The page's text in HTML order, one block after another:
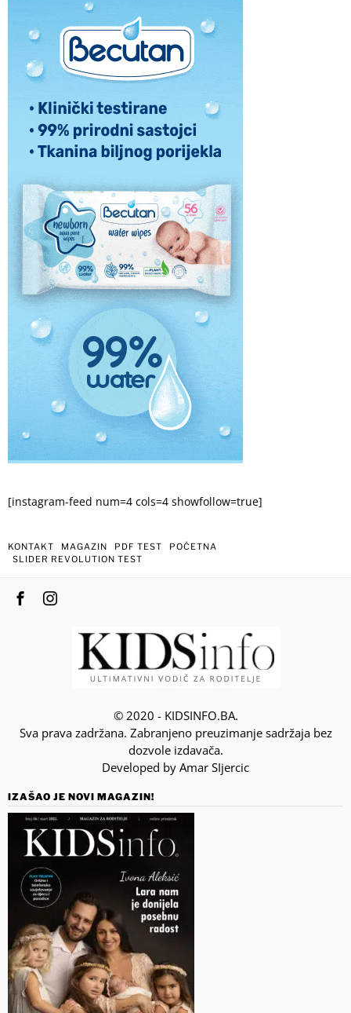
[instagram-feed num=4 cols=4 showfollow=true]
KONTAKT MAGAZIN PDF TEST
POČETNA
SLIDER REVOLUTION TEST
© 2020 - KIDSINFO.BA.
Sva prava zadržana. Zabranjeno preuzimanje sadržaja bez
dozvole izdavača.
Developed by Amar SIjercic
IZAŠAO JE NOVI MAGAZIN!